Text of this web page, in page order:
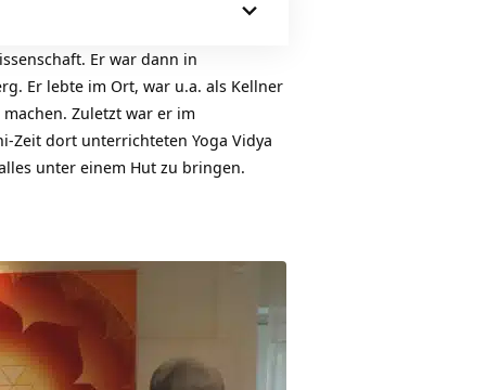
Er war dann in
Er lebte im Ort, war u.a. als Kellner
Zuletzt war er im
Zeit dort unterrichteten Yoga Vidya
unter einem Hut zu bringen.